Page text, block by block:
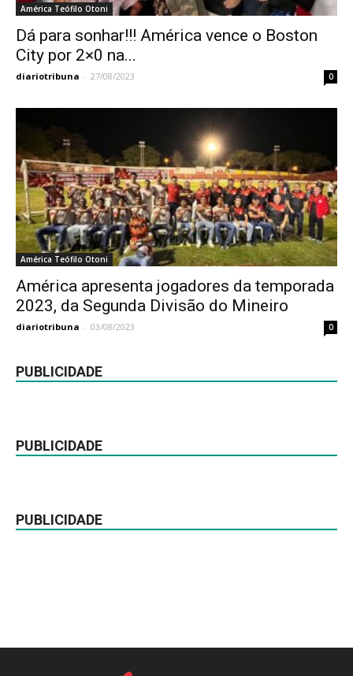
América Teófilo Otoni
Dá para sonhar!!! América vence o Boston
City por 2×0 na...
diariotribuna - 27/08/2023 0
América Teófilo Otoni
América apresenta jogadores da temporada
2023, da Segunda Divisão do Mineiro
diariotribuna - 03/08/2023 0
PUBLICIDADE
PUBLICIDADE
PUBLICIDADE